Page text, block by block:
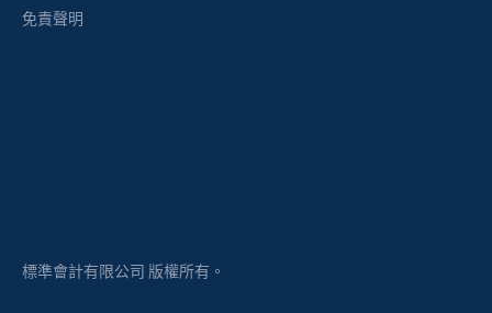
免責聲明
標準會計有限公司 版權所有。